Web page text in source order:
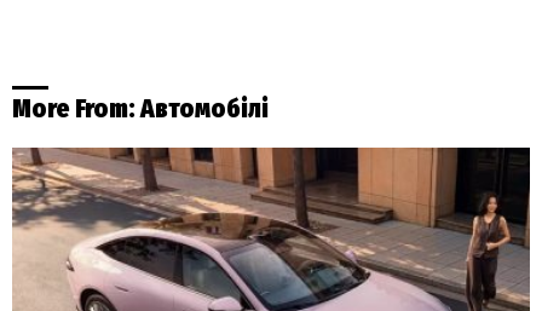
More From:Автомобілі